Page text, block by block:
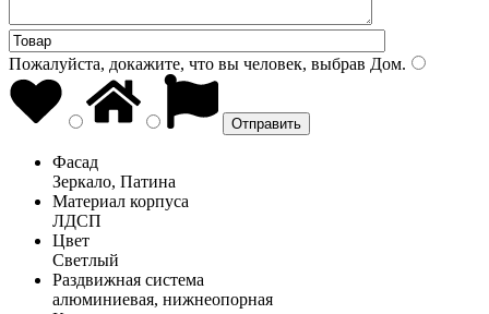
Пожалуйста, докажите, что вы человек, выбрав Дом.
Фасад
Зеркало, Патина
Материал корпуса
ЛДСП
Цвет
Светлый
Раздвижная система
алюминиевая, нижнеопорная